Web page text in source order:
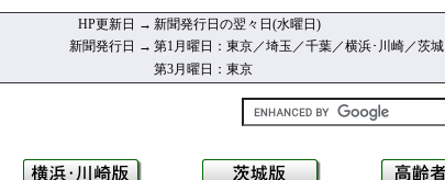
HP更新日 → 新聞発行日の翌々日(水曜日)
新聞発行日 → 第1月曜日：東京／埼玉／千葉／横浜･川崎／茨城
第3月曜日：東京